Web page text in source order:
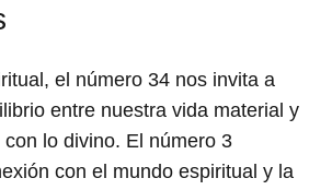
el número 34 nos invita a
entre nuestra vida material y
lo divino. El número 3
con el mundo espiritual y la